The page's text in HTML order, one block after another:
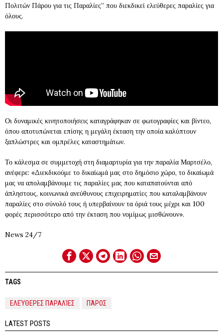
Πολιτών Πάρου για τις Παραλίες” που διεκδικεί ελεύθερες παραλίες για
όλους.
Οι δυναμικές κινητοποιήσεις καταγράφηκαν σε φωτογραφίες και βίντεο,
όπου αποτυπώνεται επίσης η μεγάλη έκταση την οποία καλύπτουν
ξαπλώστρες και ομπρέλες καταστημάτων.
Το κάλεσμα σε συμμετοχή στη διαμαρτυρία για την παραλία Μαρτσέλο,
ανέφερε: «Διεκδικούμε το δικαίωμά μας στο δημόσιο χώρο, το δικαίωμά
μας να απολαμβάνουμε τις παραλίες μας που καταπατούνται από
άπληστους, κοινωνικά ανεύθυνους επιχειρηματίες που καταλαμβάνουν
παραλίες στο σύνολό τους ή υπερβαίνουν τα όριά τους μέχρι και 100
φορές περισσότερο από την έκταση που νομίμως μισθώνουν».
News 24/7
TAGS
ΕΛΕΎΘΕΡΕΣ ΠΑΡΑΛΊΕΣ ΠΆΡΟΣ
LATEST POSTS